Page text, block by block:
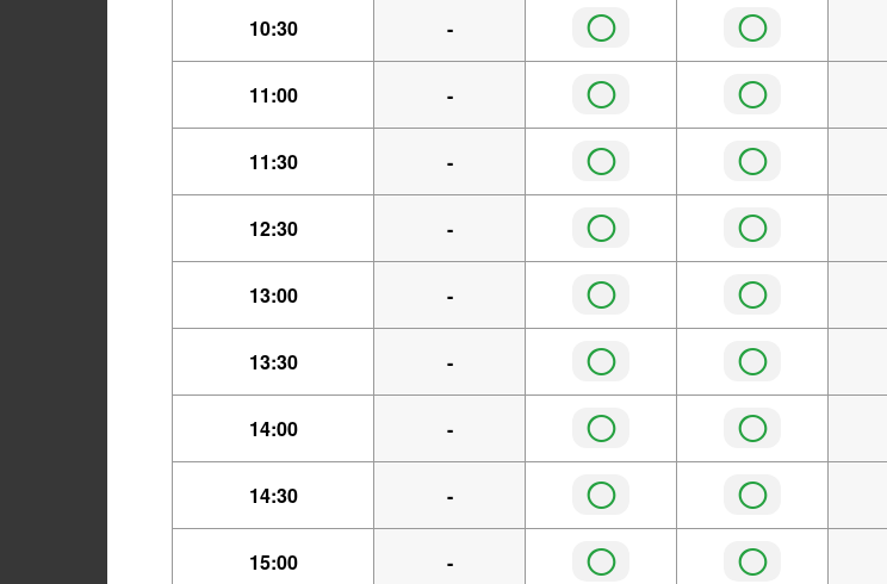
10:30 - ◯ ◯
11:00 - ◯ ◯
11:30 - ◯ ◯
12:30 - ◯ ◯
13:00 - ◯ ◯
13:30 - ◯ ◯
14:00 - ◯ ◯
14:30 - ◯ ◯
15:00 - ◯ ◯